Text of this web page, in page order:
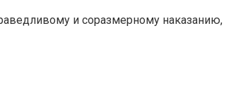
и соразмерному наказанию,